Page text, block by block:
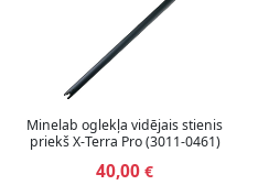
Minelab oglekļa vidējais stienis
priekš X-Terra Pro (3011-0461)
40,00 €